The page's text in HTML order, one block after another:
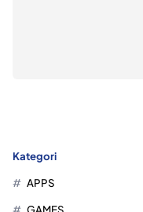
Kategori
APPS